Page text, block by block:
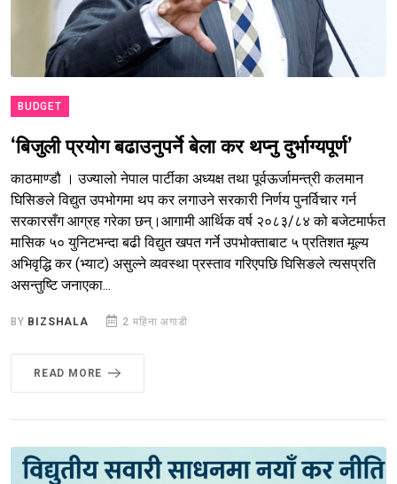
BUDGET
‘बिजुली प्रयोग बढाउनुपर्ने बेला कर थप्नु दुर्भाग्यपूर्ण’
काठमाण्डौ । उज्यालो नेपाल पार्टीका अध्यक्ष तथा पूर्वऊर्जामन्त्री कलमान
घिसिङले विद्युत उपभोगमा थप कर लगाउने सरकारी निर्णय पुनर्विचार गर्न
सरकारसँग आग्रह गरेका छन्।आगामी आर्थिक वर्ष २०८३/८४ को बजेटमार्फत
मासिक ५० युनिटभन्दा बढी विद्युत खपत गर्ने उपभोक्ताबाट ५ प्रतिशत मूल्य
अभिवृद्धि कर (भ्याट) असुल्ने व्यवस्था प्रस्ताव गरिएपछि घिसिङले त्यसप्रति
असन्तुष्टि जनाएका...
BY BIZSHALA 2 महिना अगाडी
READ MORE